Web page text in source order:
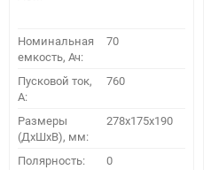
Номинальная
емкость, Ач:
70
Пусковой ток,
A:
760
Размеры
(ДхШхВ), мм:
278x175x190
Полярность: 0